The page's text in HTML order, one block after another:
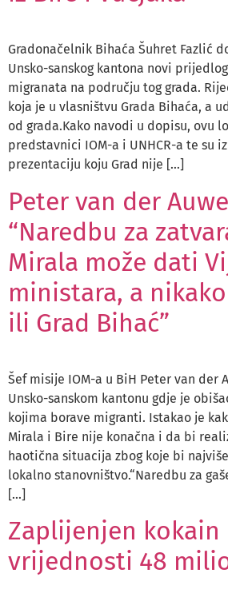
Gradonačelnik Bihaća Šuhret Fazlić
Unsko-sanskog kantona novi
migranata na području tog grada.
koja je u vlasništvu Grada Bihaća, a
od grada.Kako navodi u dopisu, ovu
predstavnici IOM-a i UNHCR-a te su
prezentaciju koju Grad nije […]
Peter van der
“Naredbu za
Mirala može dati
ministara, a nikako
ili Grad Bihać”
Šef misije IOM-a u BiH Peter van der
Unsko-sanskom kantonu gdje je
kojima borave migranti. Istakao je
Mirala i Bire nije konačna i da bi
haotična situacija zbog koje bi
lokalno stanovništvo.“Naredbu za
[…]
Zaplijenjen kokain
vrijednosti 48